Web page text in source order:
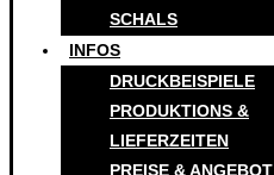
SCHALS
INFOS
DRUCKBEISPIELE
PRODUKTIONS &
LIEFERZEITEN
PREISE & ANGEBOT